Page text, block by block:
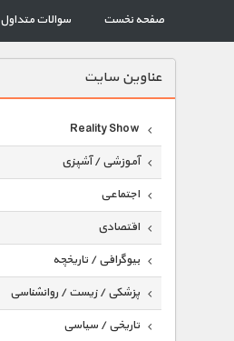
صفحه نخست سوالات متداول
عناوين سايت
Reality Show
آموزشی / آشپزی
اجتماعی
اقتصادی
بیوگرافی / تاریخچه
پزشکی / زیست / روانشناسی
تاریخی / سیاسی